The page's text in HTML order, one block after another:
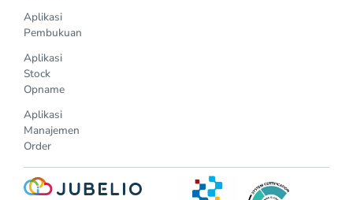
Aplikasi
Pembukuan
Aplikasi
Stock
Opname
Aplikasi
Manajemen
Order